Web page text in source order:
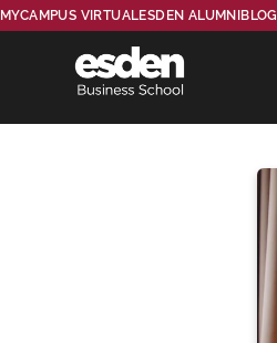
MYCAMPUS VIRTUALESDEN ALUMNI BLOG